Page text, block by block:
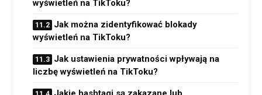
wyświetleń na TikToku?
Jak można zidentyfikować blokady
wyświetleń na TikToku?
Jak ustawienia prywatności wpływają na
liczbę wyświetleń na TikToku?